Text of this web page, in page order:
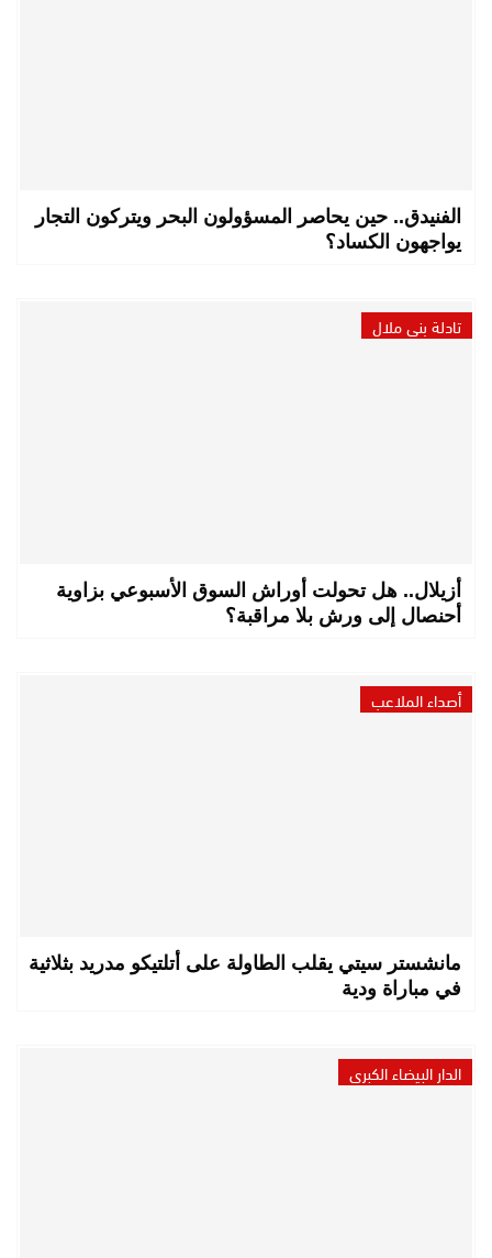
الفنيدق.. حين يحاصر المسؤولون البحر ويتركون التجار
يواجهون الكساد؟
تادلة بني ملال
أزيلال.. هل تحولت أوراش السوق الأسبوعي بزاوية
أحنصال إلى ورش بلا مراقبة؟
أصداء الملاعب
مانشستر سيتي يقلب الطاولة على أتلتيكو مدريد بثلاثية
في مباراة ودية
الدار البيضاء الكبرى